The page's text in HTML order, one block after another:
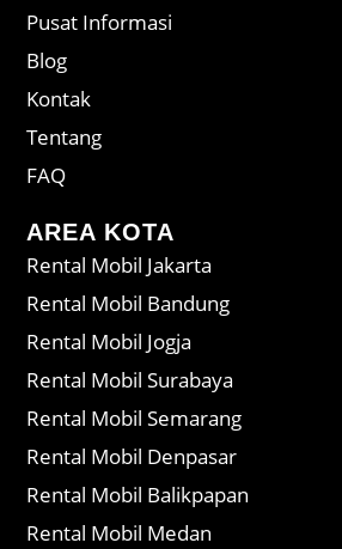
Pusat Informasi
Blog
Kontak
Tentang
FAQ
AREA KOTA
Rental Mobil Jakarta
Rental Mobil Bandung
Rental Mobil Jogja
Rental Mobil Surabaya
Rental Mobil Semarang
Rental Mobil Denpasar
Rental Mobil Balikpapan
Rental Mobil Medan